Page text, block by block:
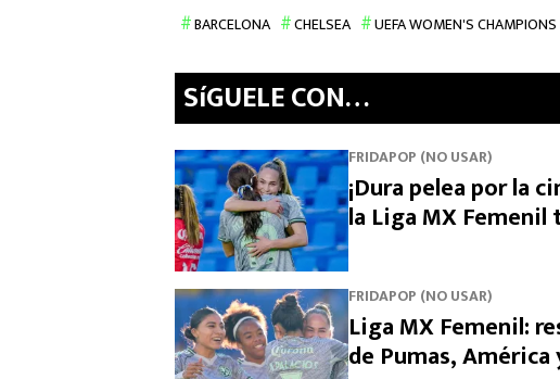
BARCELONA CHELSEA UEFA WOMEN'S CHAMPIONS
SíGUELE CON…
FRIDAPOP (NO USAR)
¡Dura pelea por la
la Liga MX Femenil
FRIDAPOP (NO USAR)
Liga MX Femenil:
de Pumas, América